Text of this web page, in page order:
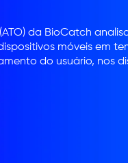
da BioCatch
móveis em
do usuário, nos